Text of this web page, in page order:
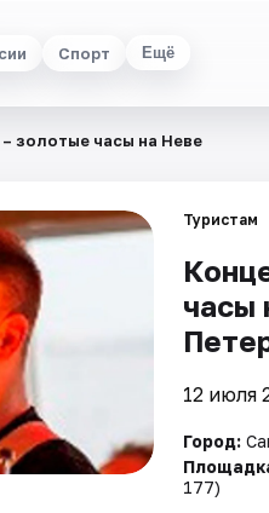
Спорт Ещё
золотые часы на Неве
Туристам
часы
12 июля
Город:
177)